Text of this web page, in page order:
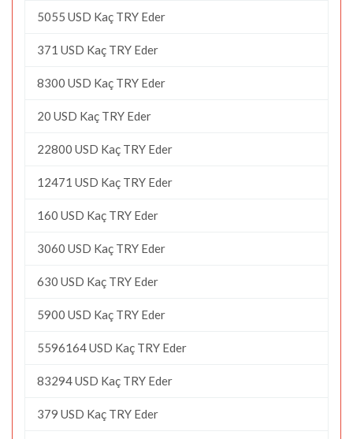
5055 USD Kaç TRY Eder
371 USD Kaç TRY Eder
8300 USD Kaç TRY Eder
20 USD Kaç TRY Eder
22800 USD Kaç TRY Eder
12471 USD Kaç TRY Eder
160 USD Kaç TRY Eder
3060 USD Kaç TRY Eder
630 USD Kaç TRY Eder
5900 USD Kaç TRY Eder
5596164 USD Kaç TRY Eder
83294 USD Kaç TRY Eder
379 USD Kaç TRY Eder